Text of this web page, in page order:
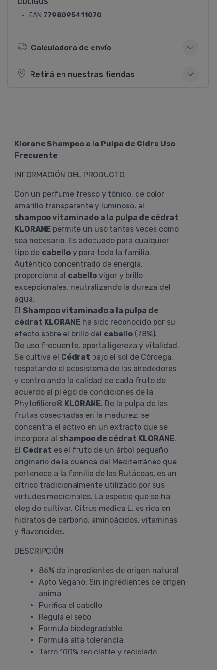
CODIGOS
EAN 7798095411070
Calculadora de envío
Retirá en nuestras tiendas
Klorane Shampoo a la Pulpa de Cidra Uso
Frecuente
INFORMACIÓN DEL PRODUCTO
Con un perfume fresco y tónico, de color
amarillo transparente y luminoso, el
shampoo vitaminado a la pulpa de cédrat
KLORANE permite un uso tantas veces como
sea necesario. Es adecuado para cualquier
tipo de cabello y para toda la familia.
Auténtico concentrado de energía,
proporciona al cabello vigor y brillo
excepcionales, neutralizando la dureza del
agua.
El Shampoo vitaminado a la pulpa de
cédrat KLORANE ha sido reconocido por su
efecto sobre el brillo del cabello (78%).
De uso frecuente, aporta ligereza y vitalidad.
Se cultiva el Cédrat bajo el sol de Córcega,
respetando el ecosistema de los alrededores
y controlando la calidad de cada fruto de
acuerdo al pliego de condiciones de la
Phytofilière® KLORANE. De la pulpa de las
frutas cosechadas en la madurez, se
concentra el activo en un extracto que se
incorpora al shampoo de cédrat KLORANE.
El Cédrat es el fruto de un árbol pequeño
originario de la cuenca del Mediterráneo que
pertenece a la familia de las Rutáceas, es un
cítrico tradicionalmente utilizado por sus
virtudes medicinales. La especie que se ha
elegido cultivar, Citrus medica L. es rica en
hidratos de carbono, aminoácidos, vitaminas
y flavonoides.
DESCRIPCIÓN
86% de ingredientes de origen natural
Apto Vegano: Sin ingredientes de origen
animal
Purifica el cabello
Regula el sebo
Fórmula biodegradable
Fórmula alta tolerancia
Tarro 100% reciclable y reciclado